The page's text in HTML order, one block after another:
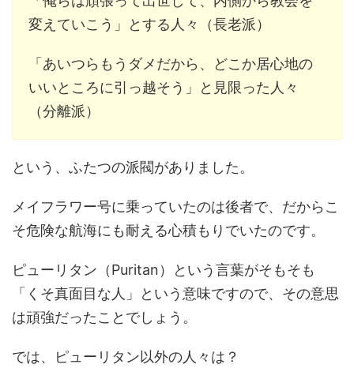
変えていこう」とする人々（長老派）
「あいつらもうダメだから、どこか居心地の
いいところに引っ越そう」と見限った人々
（分離派）
という、ふたつの派閥がありました。
メイフラワー号に乗っていたのは後者で、だからこ
そ危険な航海にも耐える心積もりでいたのです。
ピューリタン（Puritan）という言葉がそもそも
「くそ真面目な人」という意味ですので、その意思
は頑強だったことでしょう。
では、ピューリタン以外の人々は？